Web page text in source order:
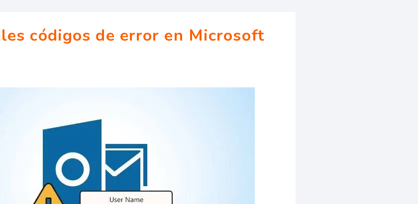
códigos de error en Microsoft